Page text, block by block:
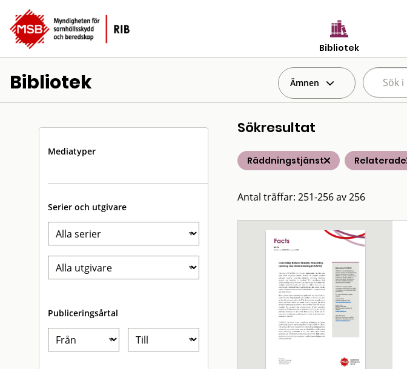
Bibliotek
Bibliotek Ämnen
Mediatyper
Serier och utgivare
Publiceringsårtal
Sökresultat
Räddningstjänst Relaterade
Antal träffar: 251-256 av 256